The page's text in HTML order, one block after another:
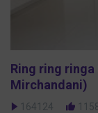
Ring ring ringa
Mirchandani)
164124